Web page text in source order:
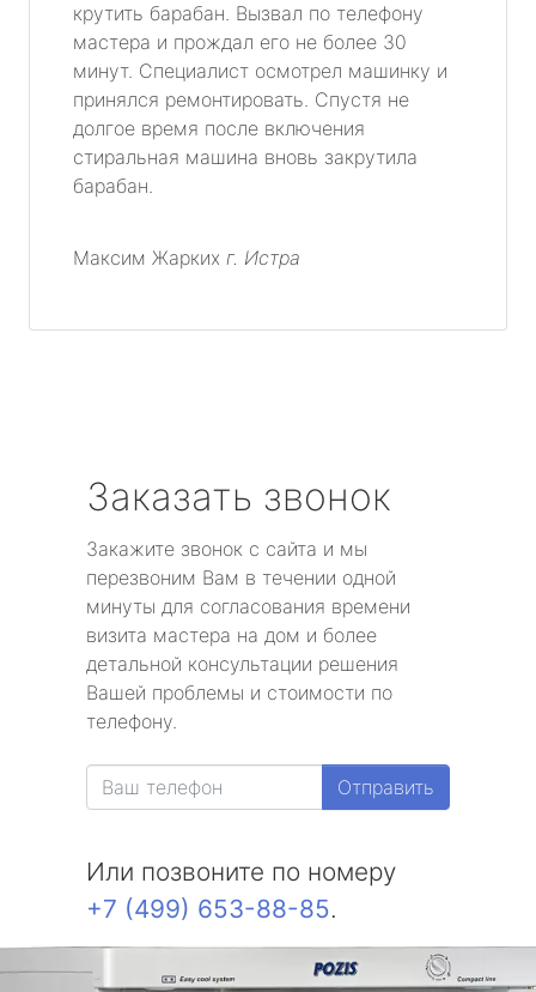
крутить барабан. Вызвал по телефону
мастера и прождал его не более 30
минут. Специалист осмотрел машинку и
принялся ремонтировать. Спустя не
долгое время после включения
стиральная машина вновь закрутила
барабан.
Максим Жарких г. Истра
Заказать звонок
Закажите звонок с сайта и мы
перезвоним Вам в течении одной
минуты для согласования времени
визита мастера на дом и более
детальной консультации решения
Вашей проблемы и стоимости по
телефону.
Отправить
Или позвоните по номеру
+7 (499) 653-88-85.